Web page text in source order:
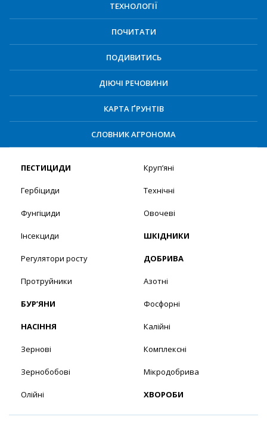
ТЕХНОЛОГІЇ
ПОЧИТАТИ
ПОДИВИТИСЬ
ДІЮЧІ РЕЧОВИНИ
КАРТА ҐРУНТІВ
СЛОВНИК АГРОНОМА
ПЕСТИЦИДИ
Гербіциди
Фунгіциди
Інсекциди
Регулятори росту
Протруйники
БУР’ЯНИ
НАСІННЯ
Зернові
Зернобобові
Олійні
Круп’яні
Технічні
Овочеві
ШКІДНИКИ
ДОБРИВА
Азотні
Фосфорні
Калійні
Комплексні
Мікродобрива
ХВОРОБИ